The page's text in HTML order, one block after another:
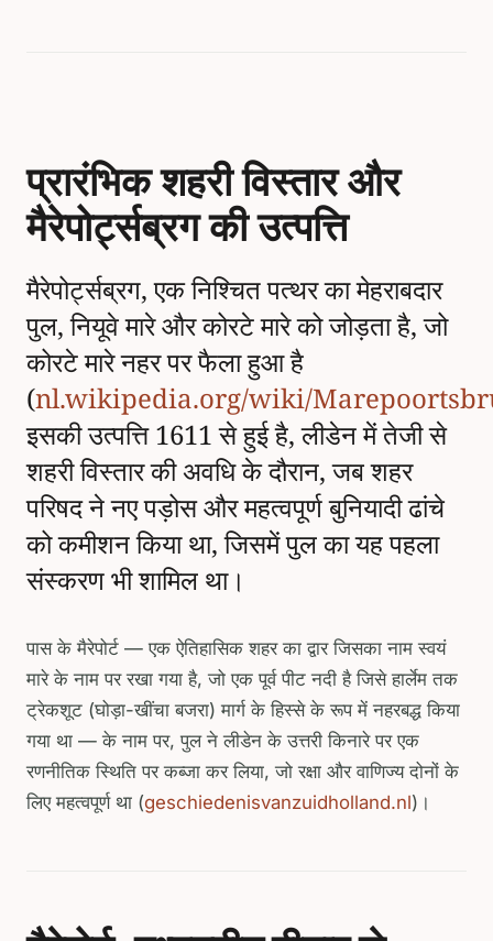
प्रारंभिक शहरी विस्तार और
मैरेपोर्ट्सब्रग की उत्पत्ति
मैरेपोर्ट्सब्रग, एक निश्चित पत्थर का मेहराबदार
पुल, नियूवे मारे और कोरटे मारे को जोड़ता है, जो
कोरटे मारे नहर पर फैला हुआ है
(nl.wikipedia.org/wiki/
इसकी उत्पत्ति 1611 से हुई है, लीडेन में तेजी से
शहरी विस्तार की अवधि के दौरान, जब शहर
परिषद ने नए पड़ोस और महत्वपूर्ण बुनियादी ढांचे
को कमीशन किया था, जिसमें पुल का यह पहला
संस्करण भी शामिल था।
पास के मैरेपोर्ट — एक ऐतिहासिक शहर का द्वार जिसका नाम स्वयं
मारे के नाम पर रखा गया है, जो एक पूर्व पीट नदी है जिसे हार्लेम तक
ट्रेकशूट (घोड़ा-खींचा बजरा) मार्ग के हिस्से के रूप में नहरबद्ध किया
गया था — के नाम पर, पुल ने लीडेन के उत्तरी किनारे पर एक
रणनीतिक स्थिति पर कब्जा कर लिया, जो रक्षा और वाणिज्य दोनों के
लिए महत्वपूर्ण था (geschiedenisvanzuidholland.nl)।